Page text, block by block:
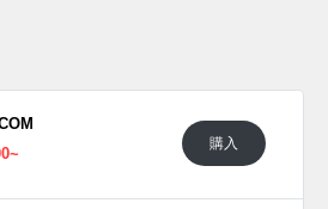
に発売予定。価格は$140。
17日にNIKE.COMにて発売予定。価
購入